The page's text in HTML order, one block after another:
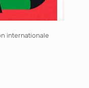
internationale